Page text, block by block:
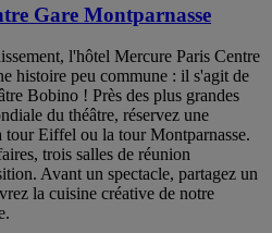
Gare Montparnasse
l'hôtel Mercure Paris Centre
histoire peu commune : il s'agit de
Bobino ! Près des plus grandes
du théâtre, réservez une
tour Eiffel ou la tour Montparnasse.
trois salles de réunion
Avant un spectacle, partagez un
la cuisine créative de notre